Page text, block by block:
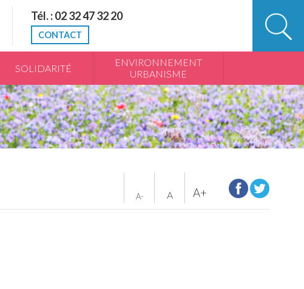
Tél. : 02 32 47 32 20
CONTACT
SOLIDARITÉ
ENVIRONNEMENT
URBANISME
A+
A
A-